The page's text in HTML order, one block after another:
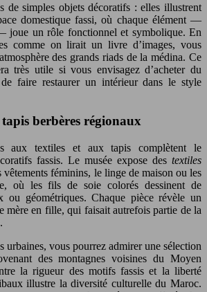
de simples objets décoratifs : elles illustrent
domestique fassi, où chaque élément —
joue un rôle fonctionnel et symbolique. En
comme on lirait un livre d’images, vous
des grands riads de la médina. Ce
très utile si vous envisagez d’acheter du
faire restaurer un intérieur dans le style
berbères régionaux
aux textiles et aux tapis complètent le
fassis. Le musée expose des textiles
vêtements féminins, le linge de maison ou les
où les fils de soie colorés dessinent de
ou géométriques. Chaque pièce révèle un
mère en fille, qui faisait autrefois partie de la
urbaines, vous pourrez admirer une sélection
des montagnes voisines du Moyen
la rigueur des motifs fassis et la liberté
illustre la diversité culturelle du Maroc.